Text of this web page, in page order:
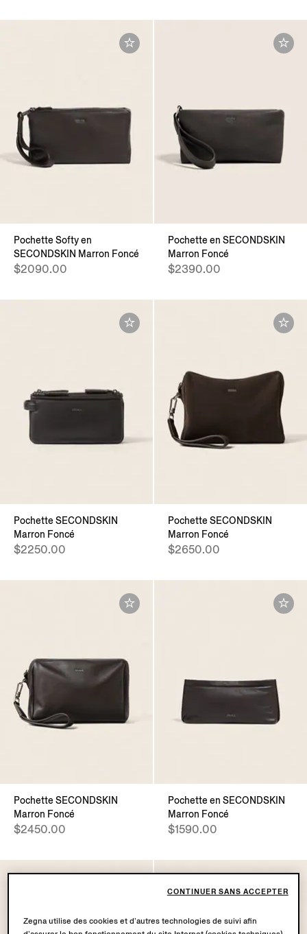
Pochette Softy en
SECONDSKIN Marron Foncé
$2090.00
Pochette en SECONDSKIN
Marron Foncé
$2390.00
Pochette SECONDSKIN
Marron Foncé
$2250.00
Pochette SECONDSKIN
Marron Foncé
$2650.00
Pochette SECONDSKIN
Marron Foncé
$2450.00
Pochette en SECONDSKIN
Marron Foncé
$1590.00
Zegna utilise des cookies et d’autres technologies de suivi afin
CONTINUER SANS ACCEPTER